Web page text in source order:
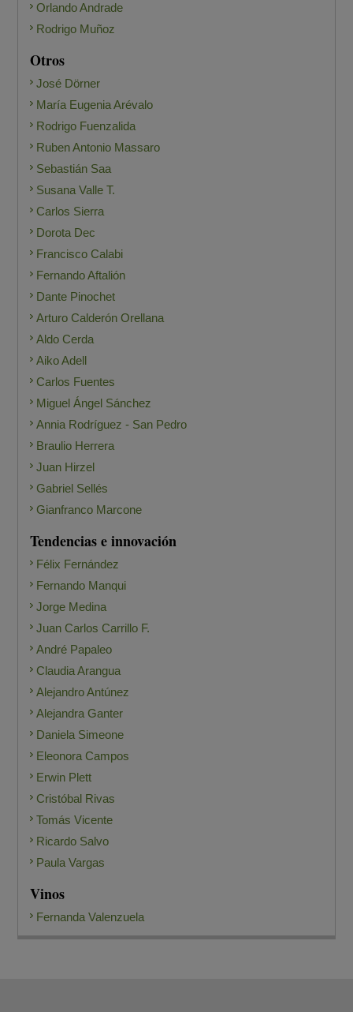
Orlando Andrade
Rodrigo Muñoz
Otros
José Dörner
María Eugenia Arévalo
Rodrigo Fuenzalida
Ruben Antonio Massaro
Sebastián Saa
Susana Valle T.
Carlos Sierra
Dorota Dec
Francisco Calabi
Fernando Aftalión
Dante Pinochet
Arturo Calderón Orellana
Aldo Cerda
Aiko Adell
Carlos Fuentes
Miguel Ángel Sánchez
Annia Rodríguez - San Pedro
Braulio Herrera
Juan Hirzel
Gabriel Sellés
Gianfranco Marcone
Tendencias e innovación
Félix Fernández
Fernando Manqui
Jorge Medina
Juan Carlos Carrillo F.
André Papaleo
Claudia Arangua
Alejandro Antúnez
Alejandra Ganter
Daniela Simeone
Eleonora Campos
Erwin Plett
Cristóbal Rivas
Tomás Vicente
Ricardo Salvo
Paula Vargas
Vinos
Fernanda Valenzuela